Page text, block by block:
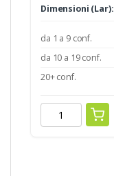
Dimensioni (Lar):
da 1 a 9 conf.
da 10 a 19 conf.
20+ conf.